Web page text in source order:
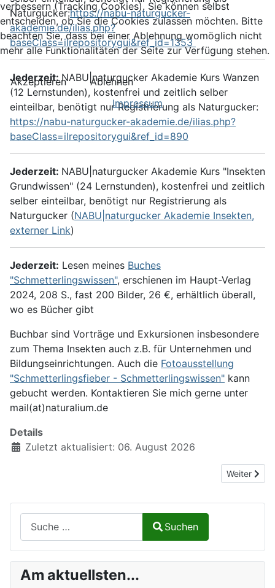
Naturgucker:https://nabu-naturgucker-
akademie.de/ilias.php?
baseClass=ilrepositorygui&ref_id=1353
Jederzeit:NABU|naturgucker Akademie Kurs Wanzen
(12 Lernstunden), kostenfrei und zeitlich selber
einteilbar, benötigt nur Registrierung als Naturgucker:
https://nabu-naturgucker-akademie.de/ilias.php?
baseClass=ilrepositorygui&ref_id=890
Jederzeit: NABU|naturgucker Akademie Kurs "Insekten
Grundwissen" (24 Lernstunden), kostenfrei und zeitlich
selber einteilbar, benötigt nur Registrierung als
Naturgucker (NABU|naturgucker Akademie Insekten,
externer Link)
Jederzeit: Lesen meines Buches
"Schmetterlingswissen", erschienen im Haupt-Verlag
2024, 208 S., fast 200 Bilder, 26 €, erhältlich überall,
wo es Bücher gibt
Buchbar sind Vorträge und Exkursionen insbesondere
zum Thema Insekten auch z.B. für Unternehmen und
Bildungseinrichtungen. Auch die Fotoausstellung
"Schmetterlingsfieber - Schmetterlingswissen" kann
gebucht werden. Kontaktieren Sie mich gerne unter
mail(at)naturalium.de
Details
Zuletzt aktualisiert: 06. August 2026
Nächster
Weiter
Suchen
Am aktuellsten...
verbessern (Tracking Cookies). Sie können selbst
entscheiden, ob Sie die Cookies zulassen möchten. Bitte
beachten Sie, dass bei einer Ablehnung womöglich nicht
mehr alle Funktionalitäten der Seite zur Verfügung stehen.
Akzeptieren
Ablehnen
Impressum